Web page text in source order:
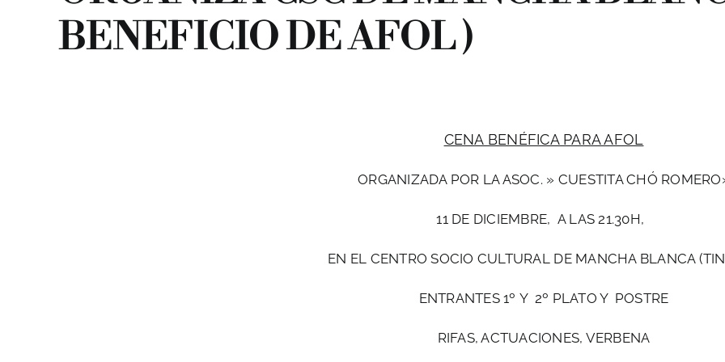
BENEFICIO DE AFOL )
CENA BENÉFICA PARA AFOL
ORGANIZADA POR LA ASOC. » CUESTITA CHÓ
11 DE DICIEMBRE, A LAS 21.30H,
EN EL CENTRO SOCIO CULTURAL DE MANCHA BLANCA
ENTRANTES 1º Y 2º PLATO Y POSTRE
RIFAS, ACTUACIONES, VERBENA